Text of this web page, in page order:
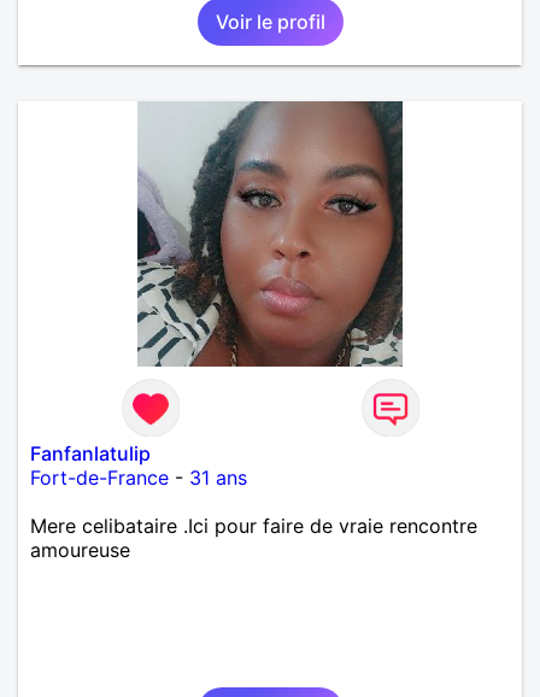
Voir le profil
Fanfanlatulip
Fort-de-France - 31 ans
Mere celibataire .Ici pour faire de vraie rencontre
amoureuse